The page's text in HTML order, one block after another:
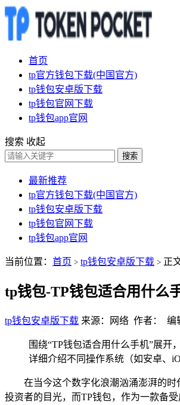
首页
tp官方钱包下载(中国官方)
tp钱包安卓版下载
tp钱包官网下载
tp钱包app官网
搜索 收起
搜索
最新推荐
tp官方钱包下载(中国官方)
tp钱包安卓版下载
tp钱包官网下载
tp钱包app官网
当前位置： 首页 > tp钱包安卓版下载 > 正
tp钱包-TP钱包适合用什么
tp钱包安卓版下载 来源：网络 作者： 编
围绕“TP钱包适合用什么手机”展
详细介绍不同操作系统（如安卓、
在当今这个数字化浪潮汹涌澎湃的时
投资者的目光，而TP钱包，作为一款备